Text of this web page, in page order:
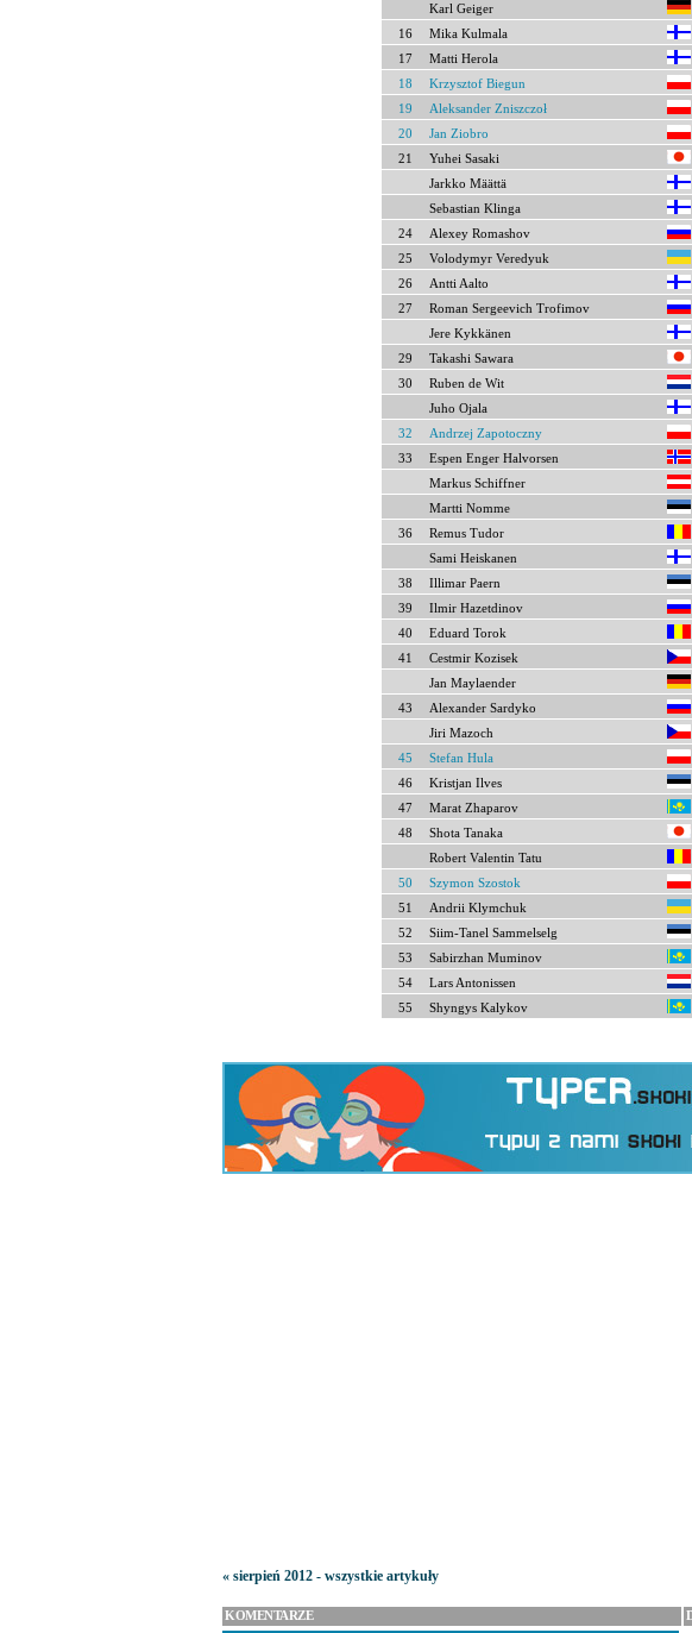
Karl Geiger
16
Mika Kulmala
17
Matti Herola
18
Krzysztof Biegun
19
Aleksander Zniszczoł
20
Jan Ziobro
21
Yuhei Sasaki
Jarkko Määttä
Sebastian Klinga
24
Alexey Romashov
25
Volodymyr Veredyuk
26
Antti Aalto
27
Roman Sergeevich Trofimov
Jere Kykkänen
29
Takashi Sawara
30
Ruben de Wit
Juho Ojala
32
Andrzej Zapotoczny
33
Espen Enger Halvorsen
Markus Schiffner
Martti Nomme
36
Remus Tudor
Sami Heiskanen
38
Illimar Paern
39
Ilmir Hazetdinov
40
Eduard Torok
41
Cestmir Kozisek
Jan Maylaender
43
Alexander Sardyko
Jiri Mazoch
45
Stefan Hula
46
Kristjan Ilves
47
Marat Zhaparov
48
Shota Tanaka
Robert Valentin Tatu
50
Szymon Szostok
51
Andrii Klymchuk
52
Siim-Tanel Sammelselg
53
Sabirzhan Muminov
54
Lars Antonissen
55
Shyngys Kalykov
« sierpień 2012 - wszystkie artykuły
KOMENTARZE